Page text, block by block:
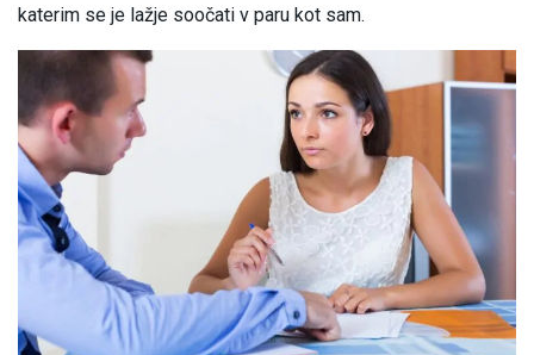
katerim se je lažje soočati v paru kot sam.